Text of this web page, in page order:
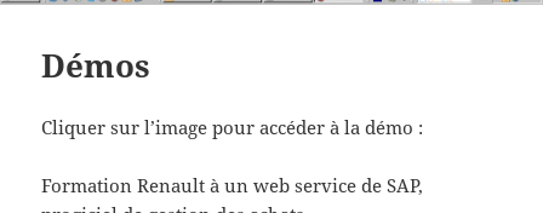
Démos
Cliquer sur l’image pour accéder à la démo :
Formation Renault à un web service de SAP,